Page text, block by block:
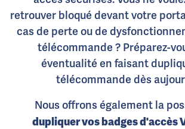
retrouver bloqué devant votre
cas de perte ou de
télécommande ? Préparez-
éventualité en faisant
télécommande dès
Nous offrons également la
dupliquer vos badges d'accès